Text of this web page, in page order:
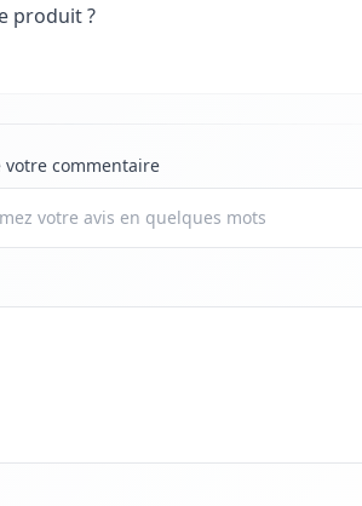
produit ?
votre commentaire